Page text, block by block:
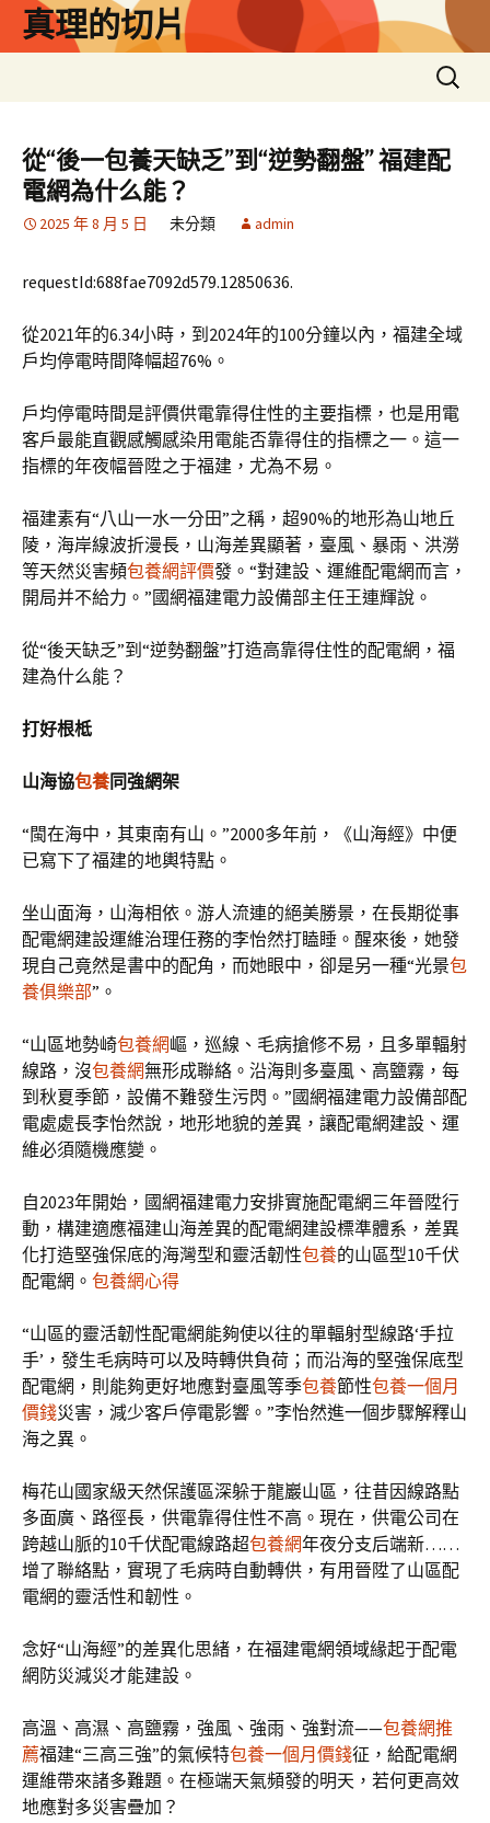
真理的切片
搜
尋
鍵
字:
從“後一包養天缺乏”到“逆勢翻盤” 福建配
電網為什么能？
2025 年 8 月 5 日 未分類 admin
requestId:688fae7092d579.12850636.
從2021年的6.34小時，到2024年的100分鐘以內，福建全域
戶均停電時間降幅超76%。
戶均停電時間是評價供電靠得住性的主要指標，也是用電
客戶最能直觀感觸感染用電能否靠得住的指標之一。這一
指標的年夜幅晉陞之于福建，尤為不易。
福建素有“八山一水一分田”之稱，超90%的地形為山地丘
陵，海岸線波折漫長，山海差異顯著，臺風、暴雨、洪澇
等天然災害頻包養網評價發。“對建設、運維配電網而言，
開局并不給力。”國網福建電力設備部主任王連輝說。
從“後天缺乏”到“逆勢翻盤”打造高靠得住性的配電網，福
建為什么能？
打好根柢
山海協包養同強網架
“閩在海中，其東南有山。”2000多年前，《山海經》中便
已寫下了福建的地輿特點。
坐山面海，山海相依。游人流連的絕美勝景，在長期從事
配電網建設運維治理任務的李怡然打瞌睡。醒來後，她發
現自己竟然是書中的配角，而她眼中，卻是另一種“光景包
養俱樂部”。
“山區地勢崎包養網嶇，巡線、毛病搶修不易，且多單輻射
線路，沒包養網無形成聯絡。沿海則多臺風、高鹽霧，每
到秋夏季節，設備不難發生污閃。”國網福建電力設備部配
電處處長李怡然說，地形地貌的差異，讓配電網建設、運
維必須隨機應變。
自2023年開始，國網福建電力安排實施配電網三年晉陞行
動，構建適應福建山海差異的配電網建設標準體系，差異
化打造堅強保底的海灣型和靈活韌性包養的山區型10千伏
配電網。 包養網心得
“山區的靈活韌性配電網能夠使以往的單輻射型線路‘手拉
手’，發生毛病時可以及時轉供負荷；而沿海的堅強保底型
配電網，則能夠更好地應對臺風等季包養節性包養一個月
價錢災害，減少客戶停電影響。”李怡然進一個步驟解釋山
海之異。
梅花山國家級天然保護區深躲于龍巖山區，往昔因線路點
多面廣、路徑長，供電靠得住性不高。現在，供電公司在
跨越山脈的10千伏配電線路超包養網年夜分支后端新……
增了聯絡點，實現了毛病時自動轉供，有用晉陞了山區配
電網的靈活性和韌性。
念好“山海經”的差異化思緒，在福建電網領域緣起于配電
網防災減災才能建設。
高溫、高濕、高鹽霧，強風、強雨、強對流——包養網推
薦福建“三高三強”的氣候特包養一個月價錢征，給配電網
運維帶來諸多難題。在極端天氣頻發的明天，若何更高效
地應對多災害疊加？